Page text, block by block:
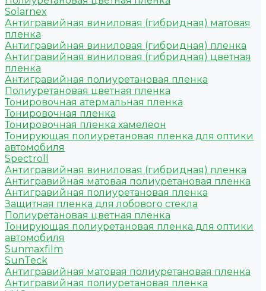
Solarnex
Антигравийная виниловая (гибридная) матовая
пленка
Антигравийная виниловая (гибридная) пленка
Антигравийная виниловая (гибридная) цветная
пленка
Антигравийная полиуретановая пленка
Полиуретановая цветная пленка
Тонировочная атермальная пленка
Тонировочная пленка
Тонировочная пленка хамелеон
Тонирующая полиуретановая пленка для оптики
автомобиля
Spectroll
Антигравийная виниловая (гибридная) пленка
Антигравийная матовая полиуретановая пленка
Антигравийная полиуретановая пленка
Защитная пленка для лобового стекла
Полиуретановая цветная пленка
Тонирующая полиуретановая пленка для оптики
автомобиля
Sunmaxfilm
SunTeck
Антигравийная матовая полиуретановая пленка
Антигравийная полиуретановая пленка